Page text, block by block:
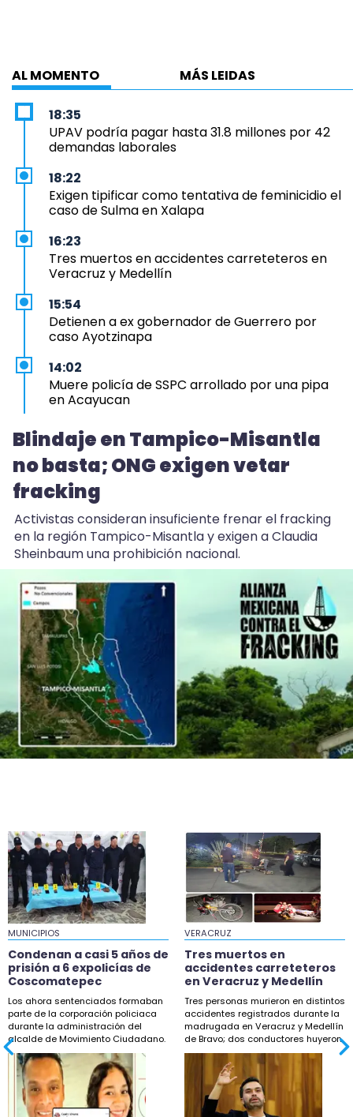
AL MOMENTO MÁS LEIDAS
18:35
UPAV podría pagar hasta 31.8 millones por 42
demandas laborales
18:22
Exigen tipificar como tentativa de feminicidio el
caso de Sulma en Xalapa
16:23
Tres muertos en accidentes carreteteros en
Veracruz y Medellín
15:54
Detienen a ex gobernador de Guerrero por
caso Ayotzinapa
14:02
Muere policía de SSPC arrollado por una pipa
en Acayucan
2:41
Jóvenes Construyendo el Futuro, vacantes
insuficientes en Veracruz
2:14
Veracruz, entre lluvias y ambiente bochornoso
para el fin de semana
2:01
“Como que la tierra se abrió y se lo tragó”:
familia busca a adulto mayor desaparecido en
Minatitlán
0:34
Delegación del ISSSTE Xalapa, tomada por
cuarto día consecutivo
23:59
Condenan a casi 5 años de prisión a 6
expolicías de Coscomatepec
23:03
Huevo de EU entra a Veracruz y avicultores
acusan trato desleal
22:44
Blindaje en Tampico-Misantla no basta; ONG
exigen vetar fracking
20:53
Ellos asumirán como alcaldes en Ixhuatlán y
Úrsulo Galván
19:58
Exigen reparar tramo colapsado en carretera
180, en Catemaco
19:58
En Chocamán tiran barda y toman Palacio
molestos por obra
Blindaje en Tampico-Misantla
no basta; ONG exigen vetar
fracking
Activistas consideran insuficiente frenar el fracking
en la región Tampico-Misantla y exigen a Claudia
Sheinbaum una prohibición nacional.
MUNICIPIOS
Condenan a casi 5 años de
prisión a 6 expolicías de
Coscomatepec
Los ahora sentenciados formaban
parte de la corporación policiaca
durante la administración del
alcalde de Movimiento Ciudadano.
VERACRUZ
Tres muertos en
accidentes carreteteros
en Veracruz y Medellín
Tres personas murieron en distintos
accidentes registrados durante la
madrugada en Veracruz y Medellín
de Bravo; dos conductores huyeron.